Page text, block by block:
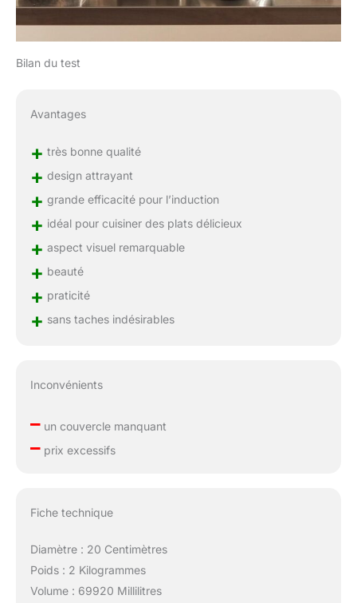
Bilan du test
Avantages
+ très bonne qualité
+ design attrayant
+ grande efficacité pour l’induction
+ idéal pour cuisiner des plats délicieux
+ aspect visuel remarquable
+ beauté
+ praticité
+ sans taches indésirables
Inconvénients
–un couvercle manquant
–prix excessifs
Fiche technique
Diamètre : 20 Centimètres
Poids : 2 Kilogrammes
Volume : 69920 Millilitres